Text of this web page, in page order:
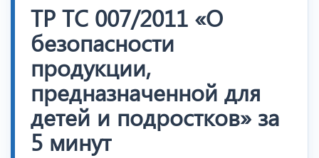
ТР ТС 007/2011 «О
безопасности
продукции,
предназначенной для
детей и подростков» за
5 минут